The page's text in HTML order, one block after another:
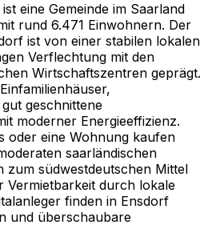
eine Gemeinde im Saarland
rund 6.471 Einwohnern. Der
ist von einer stabilen lokalen
Verflechtung mit den
Wirtschaftszentren geprägt.
geschnittene
moderner Energieeffizienz.
oder eine Wohnung kaufen
saarländischen
zum südwestdeutschen Mittel
Vermietbarkeit durch lokale
finden in Ensdorf
und überschaubare